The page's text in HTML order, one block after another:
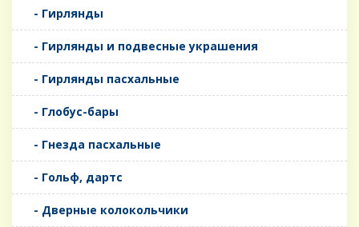
- Гирлянды
- Гирлянды и подвесные украшения
- Гирлянды пасхальные
- Глобус-бары
- Гнезда пасхальные
- Гольф, дартс
- Дверные колокольчики